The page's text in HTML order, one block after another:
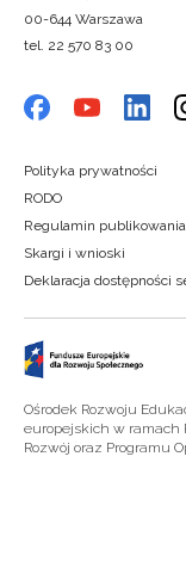
00-644 Warszawa
tel. 22 570 83 00
Polityka prywatności
RODO
Regulamin
Skargi i wnioski
Deklaracja dostępności
Ośrodek Rozwoju
europejskich w ramach
Rozwój oraz Programu